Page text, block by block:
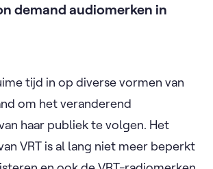
demand audiomerken in
tijd in op diverse vormen van
om het veranderend
haar publiek te volgen. Het
VRT is al lang niet meer beperkt